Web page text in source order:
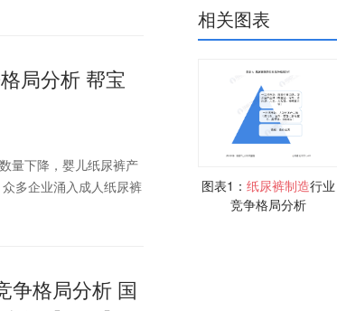
局分析 帮宝
量下降，婴儿纸尿裤产
多企业涌入成人纸尿裤
争格局分析 国
相关图表
图表1： 纸尿裤制造行业
竞争格局分析